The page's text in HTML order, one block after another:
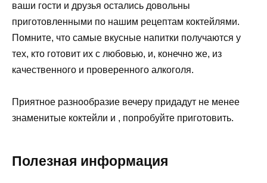
ваши гости и друзья остались довольны
приготовленными по нашим рецептам коктейлями.
Помните, что самые вкусные напитки получаются у
тех, кто готовит их с любовью, и, конечно же, из
качественного и проверенного алкоголя.
Приятное разнообразие вечеру придадут не менее
знаменитые коктейли и , попробуйте приготовить.
Полезная информация